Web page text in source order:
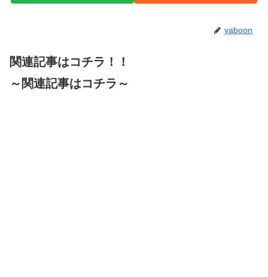
yaboon
関連記事はコチラ！！
～関連記事はコチラ～